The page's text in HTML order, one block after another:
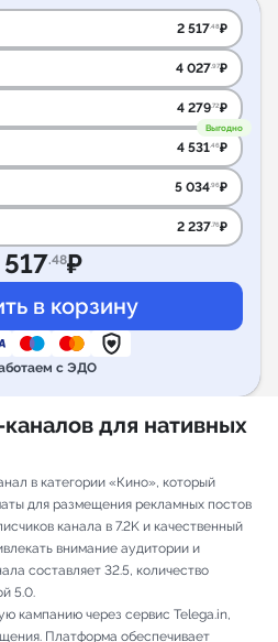
2 517.48₽
4 027.97₽
4 279.72₽
Выгодно
4 531.46₽
5 034.96₽
2 237.76₽
.48₽
с ЭДО
для нативных
в категории «Кино», который
для размещения рекламных постов
канала в 7.2K и качественный
внимание аудитории и
составляет 32.5, количество
5.0.
кампанию через сервис Telega.in,
Платформа обеспечивает